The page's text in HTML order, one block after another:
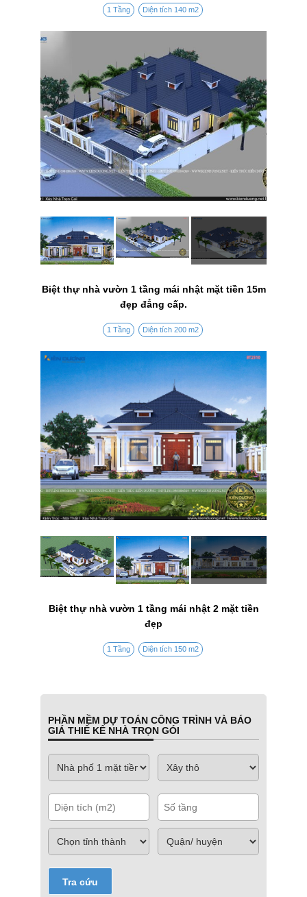
1 Tầng Diện tích 140 m2
Biệt thự nhà vườn 1 tầng mái nhật mặt tiền 15m
đẹp đẳng cấp.
1 Tầng Diện tích 200 m2
Biệt thự nhà vườn 1 tầng mái nhật 2 mặt tiền
đẹp
1 Tầng Diện tích 150 m2
PHẦN MỀM DỰ TOÁN CÔNG TRÌNH VÀ BÁO
GIÁ THIẾ KẾ NHÀ TRỌN GÓI
Tra cứu